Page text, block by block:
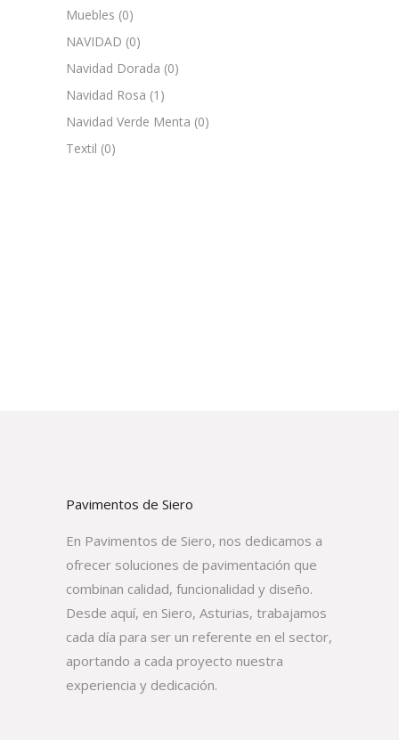
Muebles (0)
NAVIDAD (0)
Navidad Dorada (0)
Navidad Rosa (1)
Navidad Verde Menta (0)
Textil (0)
Pavimentos de Siero
En Pavimentos de Siero, nos dedicamos a
ofrecer soluciones de pavimentación que
combinan calidad, funcionalidad y diseño.
Desde aquí, en Siero, Asturias, trabajamos
cada día para ser un referente en el sector,
aportando a cada proyecto nuestra
experiencia y dedicación.